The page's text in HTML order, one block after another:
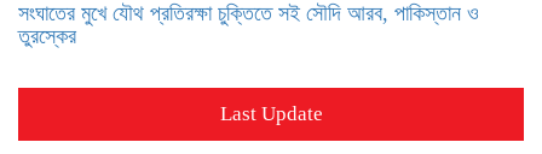
সংঘাতের মুখে যৌথ প্রতিরক্ষা চুক্তিতে সই সৌদি আরব, পাকিস্তান ও
তুরস্কের
Last Update